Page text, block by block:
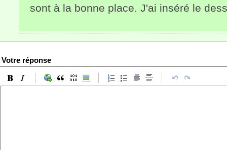
sont à la bonne place. J'ai inséré le
Votre réponse